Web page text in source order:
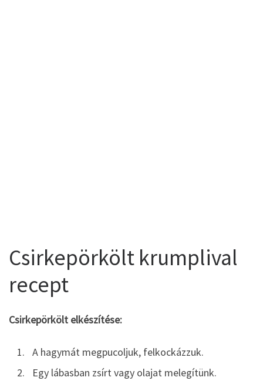
Csirkepörkölt krumplival
recept
Csirkepörkölt elkészítése:
A hagymát megpucoljuk, felkockázzuk.
Egy lábasban zsírt vagy olajat melegítünk.